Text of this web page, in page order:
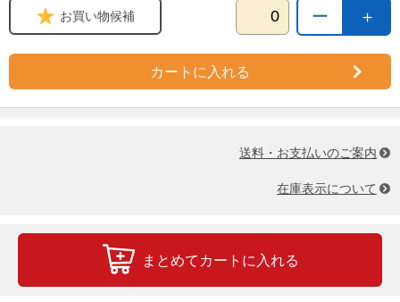
＋
ー
お買い物候補
カートに入れる
送料・お支払いのご案内
在庫表示について
まとめてカートに入れる